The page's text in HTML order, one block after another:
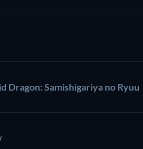
Dragon: Samishigariya no Ryuu